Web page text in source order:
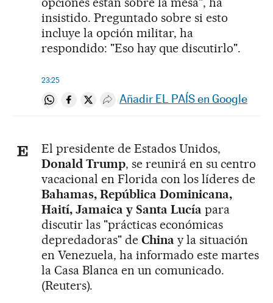
insistido. Preguntado sobre si esto
incluye la opción militar, ha
respondido: "Eso hay que discutirlo".
23:25
Compartir en Whatsapp
Compartir en Facebook
Compartir en Twitter
Desplegar Redes Sociales
Añadir EL PAÍS en Google
El presidente de Estados Unidos,
Donald Trump, se reunirá en su centro
vacacional en Florida con los líderes de
Bahamas, República Dominicana,
Haití, Jamaica y Santa Lucía para
discutir las "prácticas económicas
depredadoras" de China y la situación
en Venezuela, ha informado este martes
la Casa Blanca en un comunicado.
(Reuters).